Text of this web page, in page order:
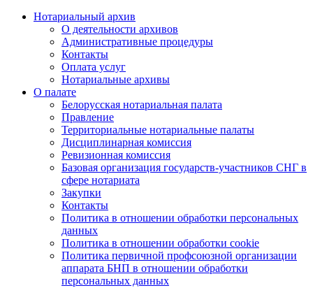
Нотариальный архив
О деятельности архивов
Административные процедуры
Контакты
Оплата услуг
Нотариальные архивы
О палате
Белорусская нотариальная палата
Правление
Территориальные нотариальные палаты
Дисциплинарная комиссия
Ревизионная комиссия
Базовая организация государств-участников СНГ в
сфере нотариата
Закупки
Контакты
Политика в отношении обработки персональных
данных
Политика в отношении обработки cookie
Политика первичной профсоюзной организации
аппарата БНП в отношении обработки
персональных данных